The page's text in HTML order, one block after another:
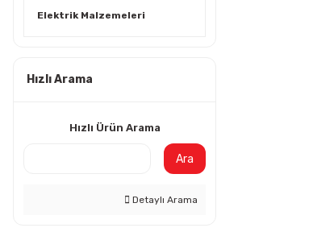
Elektrik Malzemeleri
Hızlı Arama
Hızlı Ürün Arama
Ara
Detaylı Arama